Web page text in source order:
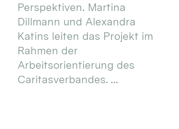
Perspektiven. Martina
Dillmann und Alexandra
Katins leiten das Projekt im
Rahmen der
Arbeitsorientierung des
Caritasverbandes. ...